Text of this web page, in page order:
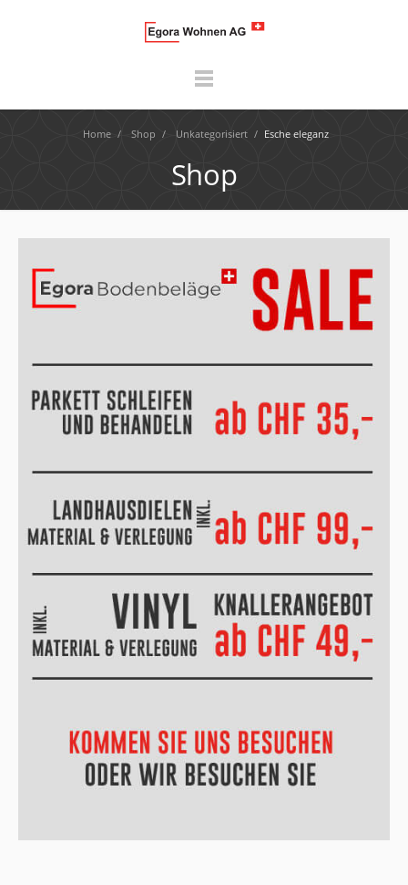
Home / Shop / Unkategorisiert / Esche eleganz
Shop